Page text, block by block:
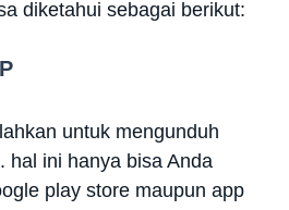
diketahui sebagai berikut:
untuk mengunduh
. hal ini hanya bisa Anda
play store maupun app